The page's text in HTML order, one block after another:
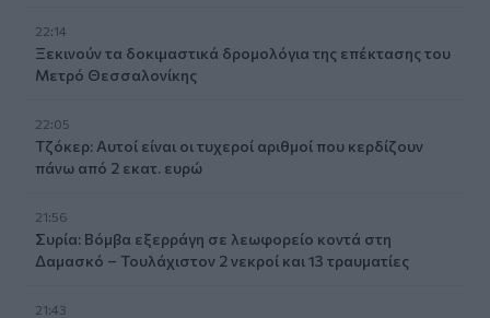
22:14
Ξεκινούν τα δοκιμαστικά δρομολόγια της επέκτασης του
Μετρό Θεσσαλονίκης
22:05
Τζόκερ: Αυτοί είναι οι τυχεροί αριθμοί που κερδίζουν
πάνω από 2 εκατ. ευρώ
21:56
Συρία: Βόμβα εξερράγη σε λεωφορείο κοντά στη
Δαμασκό – Τουλάχιστον 2 νεκροί και 13 τραυματίες
21:43